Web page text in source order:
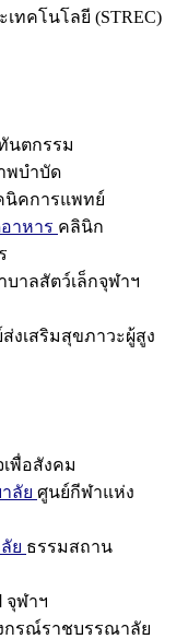
ทคโนโลยี (STREC)
นตกรรม
พบำบัด
นิคการแพทย์
าหาร คลินิก
บาลสัตว์เล็กจุฬาฯ
งเสริมสุขภาวะผู้สูง
พื่อสังคม
ลัย ศูนย์กีฬาแห่ง
ย ธรรมสถาน
จุฬาฯ
กรณ์ราชบรรณาลัย